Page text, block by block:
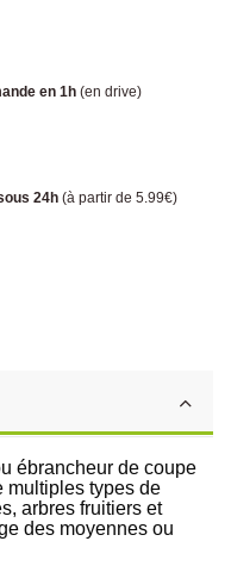
en 1h (en drive)
24h (à partir de 5.99€)
ébrancheur de coupe
multiples types de
arbres fruitiers et
des moyennes ou